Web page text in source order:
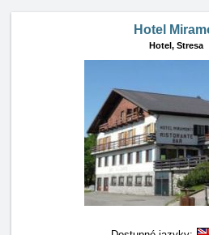
Hotel
Hotel, Stresa